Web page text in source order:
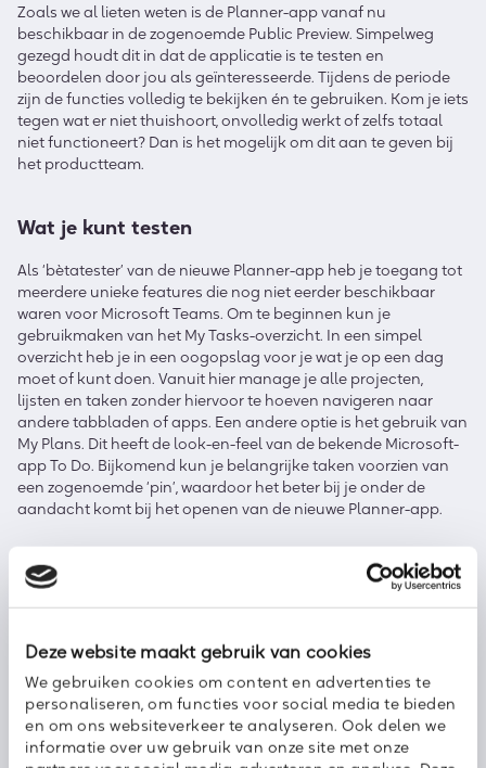
Deze website maakt gebruik van cookies
We gebruiken cookies om content en advertenties te
personaliseren, om functies voor social media te bieden
en om ons websiteverkeer te analyseren. Ook delen we
informatie over uw gebruik van onze site met onze
Zoals we al lieten weten is de Planner-app vanaf nu
beschikbaar in de zogenoemde Public Preview. Simpelweg
gezegd houdt dit in dat de applicatie is te testen en
beoordelen door jou als geïnteresseerde. Tijdens de periode
zijn de functies volledig te bekijken én te gebruiken. Kom je iets
tegen wat er niet thuishoort, onvolledig werkt of zelfs totaal
niet functioneert? Dan is het mogelijk om dit aan te geven bij
het productteam.
Wat je kunt testen
Als ‘bètatester’ van de nieuwe Planner-app heb je toegang tot
meerdere unieke features die nog niet eerder beschikbaar
waren voor Microsoft Teams. Om te beginnen kun je
gebruikmaken van het My Tasks-overzicht. In een simpel
overzicht heb je in een oogopslag voor je wat je op een dag
moet of kunt doen. Vanuit hier manage je alle projecten,
lijsten en taken zonder hiervoor te hoeven navigeren naar
andere tabbladen of apps. Een andere optie is het gebruik van
My Plans. Dit heeft de look-en-feel van de bekende Microsoft-
app To Do. Bijkomend kun je belangrijke taken voorzien van
een zogenoemde ‘pin’, waardoor het beter bij je onder de
aandacht komt bij het openen van de nieuwe Planner-app.
Toegang tot de Public Preview
Nu is de grote vraag: hoe kun je gebruikmaken van de Public
Microsoft 365-abonnement met toegang tot Planner én een
zogenoemd ‘targeted release’-activatie. Twijfel je of je dit hebt,
wil je dit geregeld hebben of wil je meer informatie ontvangen
over de Planner-app? Neem dancontactmet ons op.